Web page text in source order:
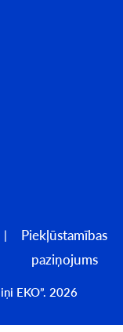
Piekļūstamības
paziņojums
EKO”. 2026